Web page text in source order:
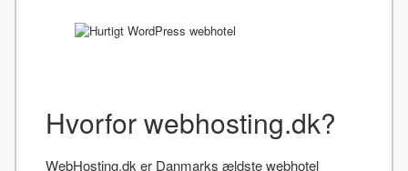
Hvorfor webhosting.dk?
WebHosting.dk er Danmarks ældste webhotel